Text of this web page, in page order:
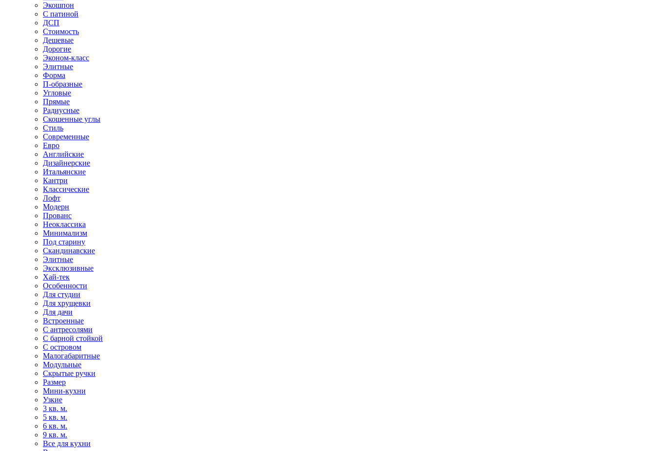
Экошпон
С патиной
ДСП
Стоимость
Дешевые
Дорогие
Эконом-класс
Элитные
Форма
П-образные
Угловые
Прямые
Радиусные
Скошенные углы
Стиль
Современные
Евро
Английские
Дизайнерские
Итальянские
Кантри
Классические
Лофт
Модерн
Прованс
Неоклассика
Минимализм
Под старину
Скандинавские
Элитные
Эксклюзивные
Хай-тек
Особенности
Для студии
Для хрущевки
Для дачи
Встроенные
С антресолями
С барной стойкой
С островом
Малогабаритные
Модульные
Скрытые ручки
Размер
Мини-кухни
Узкие
3 кв. м.
5 кв. м.
6 кв. м.
9 кв. м.
Все для кухни